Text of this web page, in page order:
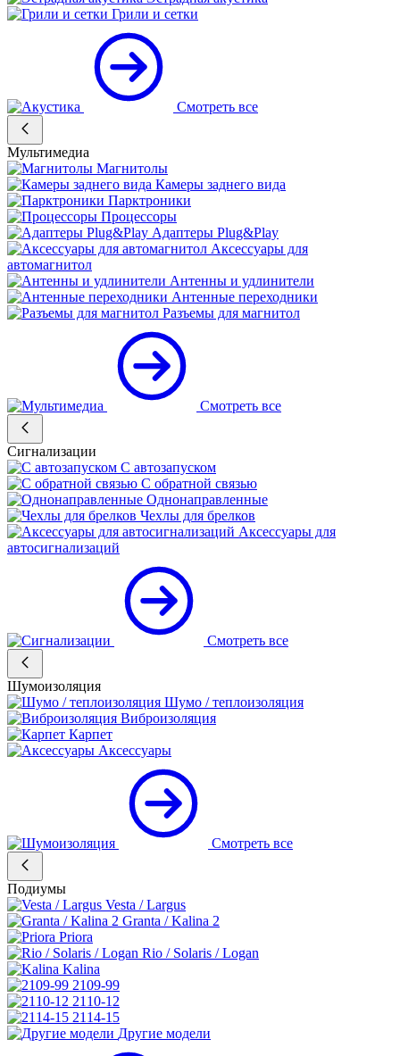
Грили и сетки
Смотреть все
Мультимедиа
Магнитолы
Камеры заднего вида
Парктроники
Процессоры
Адаптеры Plug&Play
Аксессуары для
автомагнитол
Антенны и удлинители
Антенные переходники
Разъемы для магнитол
Смотреть все
Сигнализации
С автозапуском
С обратной связью
Однонаправленные
Чехлы для брелков
Аксессуары для
автосигнализаций
Смотреть все
Шумоизоляция
Шумо / теплоизоляция
Виброизоляция
Карпет
Аксессуары
Смотреть все
Подиумы
Vesta / Largus
Granta / Kalina 2
Priora
Rio / Solaris / Logan
Kalina
2109-99
2110-12
2114-15
Другие модели